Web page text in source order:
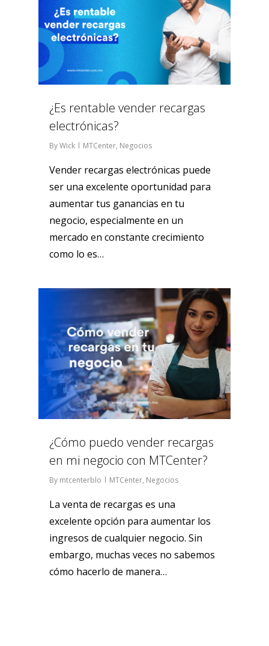
¿Es rentable vender recargas
electrónicas?
ByWick MTCenter, Negocios
Vender recargas electrónicas puede
ser una excelente oportunidad para
aumentar tus ganancias en tu
negocio, especialmente en un
mercado en constante crecimiento
como lo es…
¿Cómo puedo vender recargas
en mi negocio con MTCenter?
By mtcenterblo MTCenter, Negocios
La venta de recargas es una
excelente opción para aumentar los
ingresos de cualquier negocio. Sin
embargo, muchas veces no sabemos
cómo hacerlo de manera…